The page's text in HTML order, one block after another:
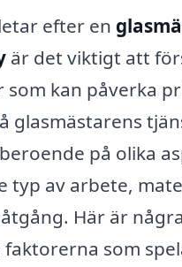
efter en
är det viktigt att
kan påverka
glasmästarens
på olika
typ av arbete,
Här är
som